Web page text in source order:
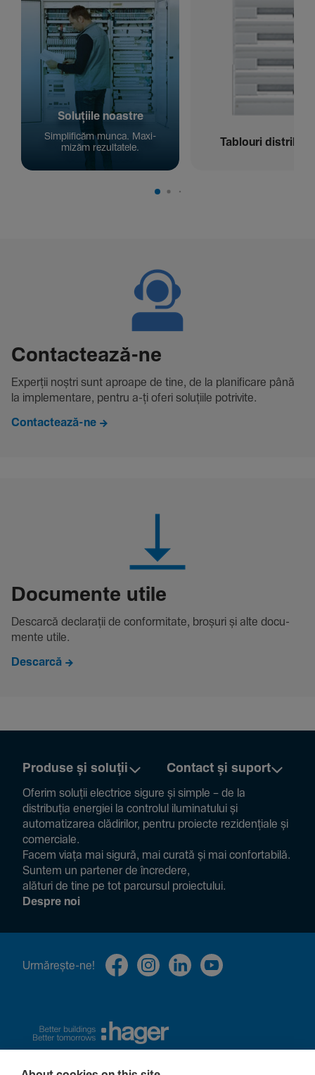
Solu­țiile noastre
Simpli­ficăm munca. Maxi­
mizăm rezul­ta­tele.
Tablouri
Contac­tează-ne
Experții noștri sunt aproape de tine, de la plani­fi­care până
la imple­men­tare, pentru a-ți oferi solu­țiile potri­vite.
Contactează-ne
Docu­mente utile
Descarcă decla­rații de conformitate, broșuri și alte docu­
mente utile.
Descarcă
Produse și soluții Contact și suport
Oferim soluții electrice sigure și simple – de la
distribuția energiei la controlul ilumi­na­tului și
auto­ma­ti­zarea clădi­rilor, pentru proiecte rezi­den­țiale și
comer­ciale.
Facem viața mai sigură, mai curată și mai confor­ta­bilă.
Suntem un partener de încre­dere,
alături de tine pe tot parcursul proiec­tului.
Despre noi
Urmă­rește-ne!